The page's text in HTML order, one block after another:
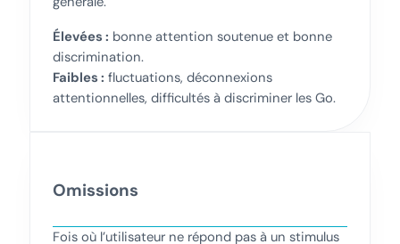
Élevées : bonne attention soutenue et bonne
discrimination.
Faibles : fluctuations, déconnexions
attentionnelles, difficultés à discriminer les Go.
Omissions
Fois où l’utilisateur ne répond pas à un stimulus